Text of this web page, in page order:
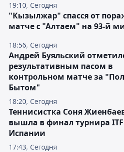
19:10, Сегодня
18:56, Сегодня
"Кызылжар" спасся от
матче с "Алтаем" на 93-й
18:20, Сегодня
Андрей Буяльский
результативным пасом в
контрольном матче за
Бытом"
17:43, Сегодня
Теннисистка Соня
вышла в финал турнира
Испании